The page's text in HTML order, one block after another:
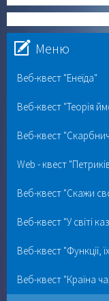
Меню
Веб-квест "Енеїда"
Веб-квест "Теорія
Веб-квест
Web - квест
Веб-квест "Скажи
Веб-квест "У світі
Веб-квест "Функції,
Веб-квест "Країна